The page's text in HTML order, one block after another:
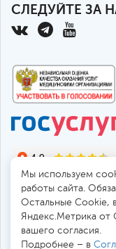
СЛЕДУЙТЕ ЗА
194017, Россия,
Мы используем
работы сайта.
Остальные Сookie,
Яндекс.Метрика
вашего согласия.
Подробнее – в